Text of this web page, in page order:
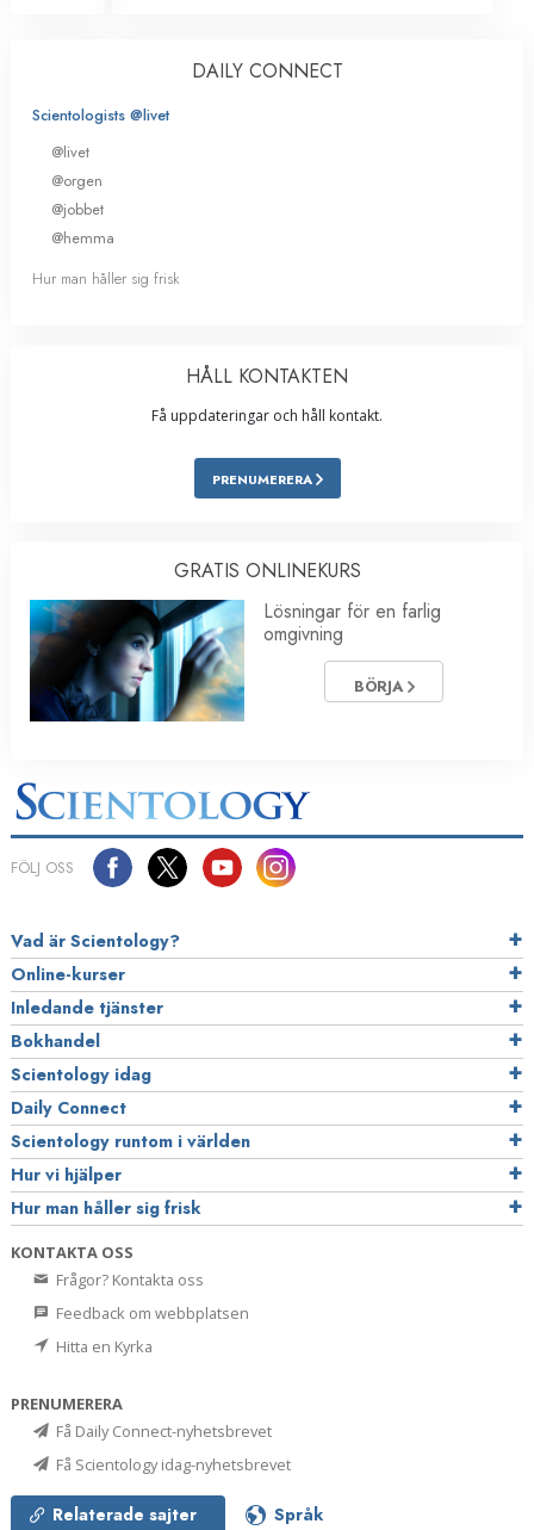
DAILY CONNECT
Scientologists @livet
@livet
@orgen
@jobbet
@hemma
Hur man håller sig frisk
HÅLL KONTAKTEN
Få uppdateringar och håll kontakt.
PRENUMERERA
GRATIS ONLINEKURS
Lösningar för en farlig
omgivning
BÖRJA
FÖLJ OSS
Vad är Scientology?
Online-kurser
Inledande tjänster
Bokhandel
Scientology idag
Daily Connect
Scientology runtom i världen
Hur vi hjälper
Hur man håller sig frisk
KONTAKTA OSS
Frågor? Kontakta oss
Feedback om webbplatsen
Hitta en Kyrka
PRENUMERERA
Få Daily Connect-nyhetsbrevet
Få Scientology idag-nyhetsbrevet
Relaterade sajter Språk